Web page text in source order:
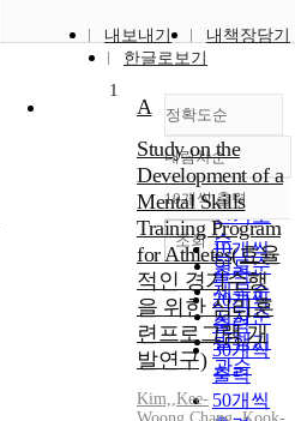
내보내기
내책장담기
한글로보기
정확도순
정확도
순
인기도
순
연도순
제목순
저자순
발행기
관순
내림차순
내림차순
10개씩 출력
10개씩
출력
20개씩
출력
30개씩
출력
50개씩
조회
1
A
Study on the
Development of a
Mental Skills
Training Program
for Athletes(효율
적인 경기수행
을 위한 심리훈
련프로그램 개
발연구)
Kim,,Kee-